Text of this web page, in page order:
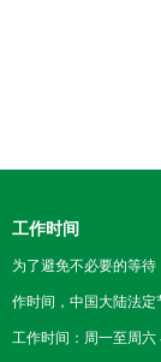
工作时间
为了避免不必要的等
作时间，中国大陆法定
工作时间：周一至周六